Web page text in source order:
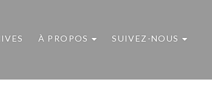
À PROPOS SUIVEZ-NOUS